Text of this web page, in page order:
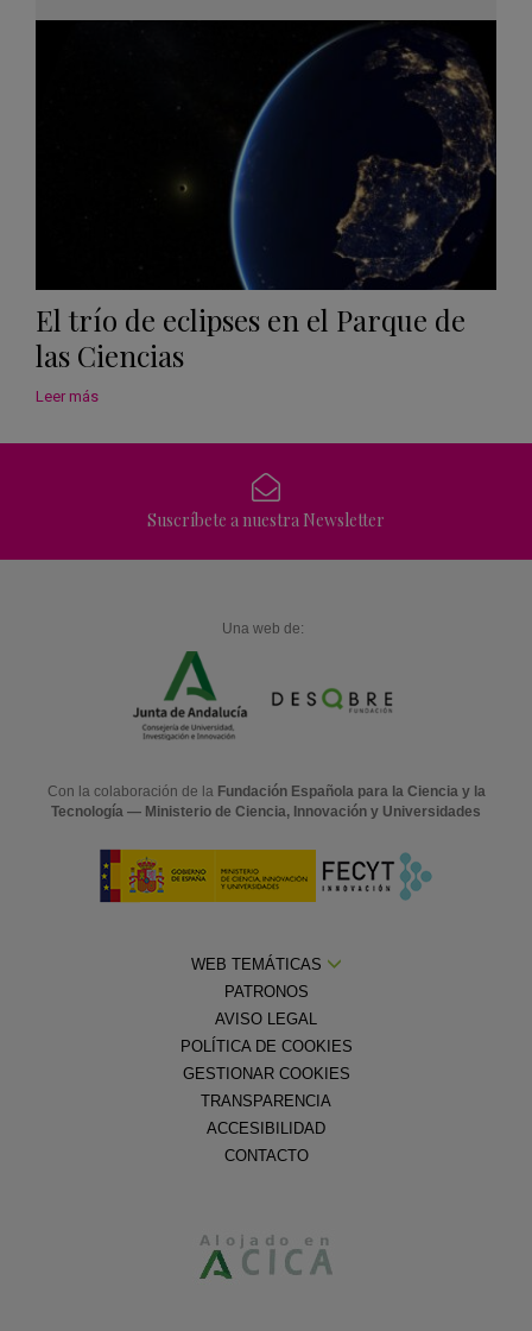
El trío de eclipses en el Parque de
las Ciencias
Leer más
Suscríbete a nuestra Newsletter
Una web de:
Con la colaboración de la Fundación Española para la Ciencia y la
Tecnología — Ministerio de Ciencia, Innovación y Universidades
WEB TEMÁTICAS
PATRONOS
AVISO LEGAL
POLÍTICA DE COOKIES
GESTIONAR COOKIES
TRANSPARENCIA
ACCESIBILIDAD
CONTACTO